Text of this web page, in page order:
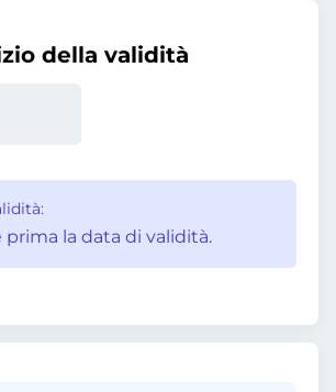
della validità
prima la data di validità.